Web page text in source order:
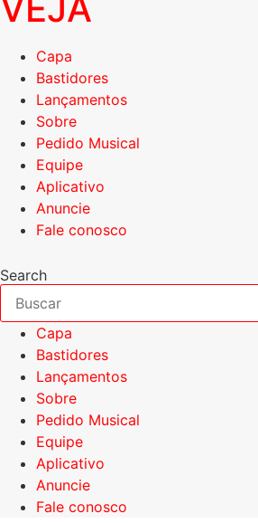
Capa
Bastidores
Lançamentos
Sobre
Pedido Musical
Equipe
Aplicativo
Anuncie
Fale conosco
Search
Capa
Bastidores
Lançamentos
Sobre
Pedido Musical
Equipe
Aplicativo
Anuncie
Fale conosco